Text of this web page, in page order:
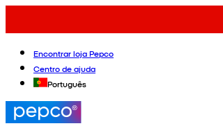
Encontrar loja Pepco
Centro de ajuda
Português